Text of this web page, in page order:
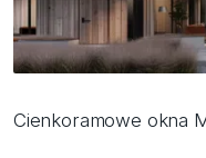
Cienkoramowe okna